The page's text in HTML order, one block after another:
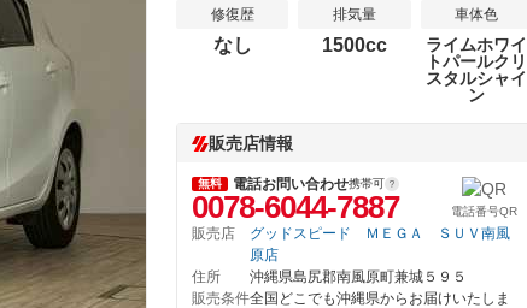
修復歴
なし
排気量
1500cc
車体色
ライムホワイ
トパールクリ
スタルシャイ
ン
販売店情報
無料 電話お問い合わせ携帯可
0078-6044-7887 電話番号QR
販売店
グッドスピード ＭＥＧＡ ＳＵＶ南風
原店
住所
沖縄県島尻郡南風原町兼城５９５
販売条件全国どこでも沖縄県からお届けいたしま